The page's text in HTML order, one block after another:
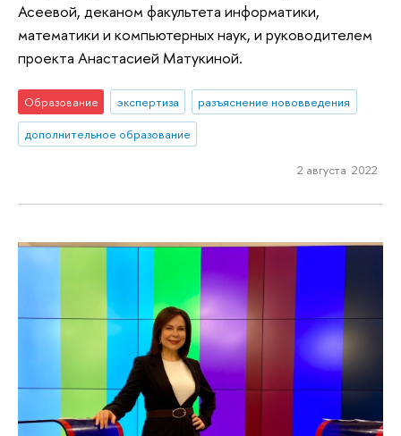
Асеевой, деканом факультета информатики,
математики и компьютерных наук, и руководителем
проекта Анастасией Матукиной.
Образование экспертиза
разъяснение нововведения
дополнительное образование
2 августа 2022